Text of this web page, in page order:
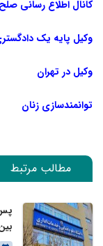
کانال اطلاع رسانی
وکیل پایه یک
وکیل در تهران
توانمندسازی زنان
مطالب مرتبط